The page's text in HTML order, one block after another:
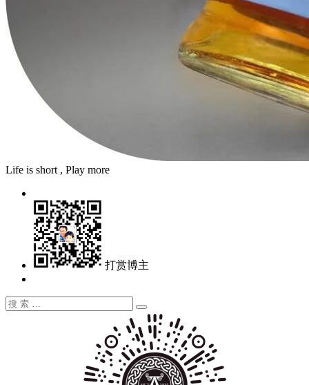
Life is short , Play more
打赏博主
搜
搜
索